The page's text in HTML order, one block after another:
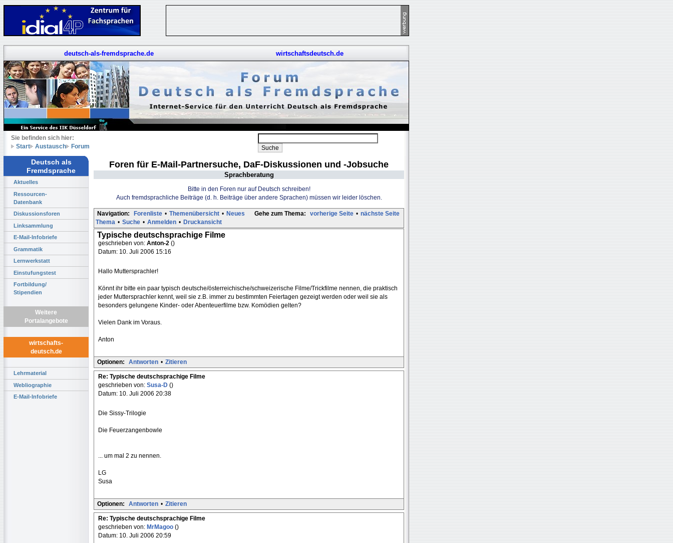
deutsch-als-fremdsprache.de wirtschaftsdeutsch.de
Sie befinden sich hier:
Start
Austausch Forum
Deutsch als
Fremdsprache
Aktuelles
Ressourcen-
Datenbank
Diskussionsforen
Linksammlung
E-Mail-Infobriefe
Grammatik
Lernwerkstatt
Einstufungstest
Fortbildung/
Stipendien
Weitere
Portalangebote
wirtschafts-
deutsch.de
Lehrmaterial
Webliographie
E-Mail-Infobriefe
Foren für E-Mail-Partnersuche, DaF-Diskussionen und -Jobsuche
Sprachberatung
Bitte in den Foren nur auf Deutsch schreiben!
Auch fremdsprachliche Beiträge (d. h. Beiträge über andere Sprachen) müssen wir leider löschen.
Gehe zum Thema: vorherige Seite • nächste Seite
Navigation: Forenliste • Themenübersicht • Neues
Thema • Suche • Anmelden • Druckansicht
Typische deutschsprachige Filme
geschrieben von: Anton-2 ()
Datum: 10. Juli 2006 15:16
Hallo Muttersprachler!
Könnt ihr bitte ein paar typisch deutsche/österreichische/schweizerische Filme/Trickfilme nennen, die praktisch
jeder Muttersprachler kennt, weil sie z.B. immer zu bestimmten Feiertagen gezeigt werden oder weil sie als
besonders gelungene Kinder- oder Abenteuerfilme bzw. Komödien gelten?
Vielen Dank im Voraus.
Anton
Optionen: Antworten • Zitieren
Re: Typische deutschsprachige Filme
geschrieben von: Susa-D ()
Datum: 10. Juli 2006 20:38
Die Sissy-Trilogie
Die Feuerzangenbowle
... um mal 2 zu nennen.
LG
Susa
Optionen: Antworten • Zitieren
Re: Typische deutschsprachige Filme
geschrieben von: MrMagoo ()
Datum: 10. Juli 2006 20:59